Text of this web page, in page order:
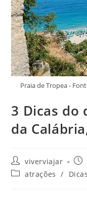
Praia de Tropea -
3 Dicas do
da
Autor
do
post:
viverviajar
Categoria
atrações / Dicas